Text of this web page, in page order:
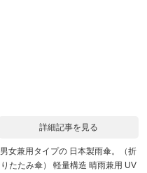
詳細記事を見る
男女兼用タイプの 日本製雨傘。（折
りたたみ傘） 軽量構造 晴雨兼用 UV